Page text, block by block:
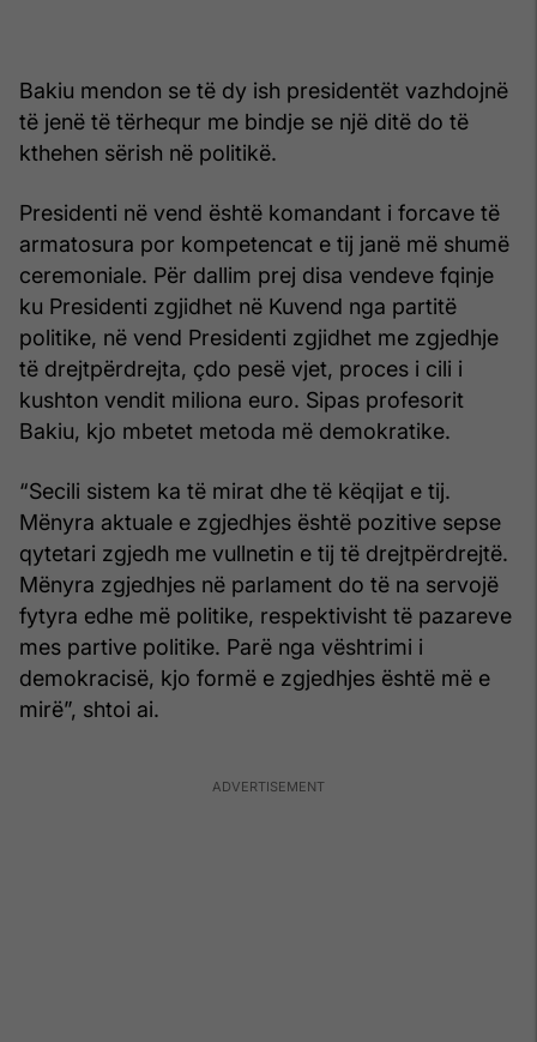
Bakiu mendon se të dy ish presidentët vazhdojnë
të jenë të tërhequr me bindje se një ditë do të
kthehen sërish në politikë.
Presidenti në vend është komandant i forcave të
armatosura por kompetencat e tij janë më shumë
ceremoniale. Për dallim prej disa vendeve fqinje
ku Presidenti zgjidhet në Kuvend nga partitë
politike, në vend Presidenti zgjidhet me zgjedhje
të drejtpërdrejta, çdo pesë vjet, proces i cili i
kushton vendit miliona euro. Sipas profesorit
Bakiu, kjo mbetet metoda më demokratike.
“Secili sistem ka të mirat dhe të këqijat e tij.
Mënyra aktuale e zgjedhjes është pozitive sepse
qytetari zgjedh me vullnetin e tij të drejtpërdrejtë.
Mënyra zgjedhjes në parlament do të na servojë
fytyra edhe më politike, respektivisht të pazareve
mes partive politike. Parë nga vështrimi i
demokracisë, kjo formë e zgjedhjes është më e
mirë”, shtoi ai.